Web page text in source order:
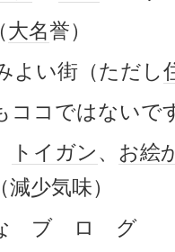
（大名誉）
よい街（ただし
ココではないで
トイガン、 お絵
（減少気味）
ブ ロ グ